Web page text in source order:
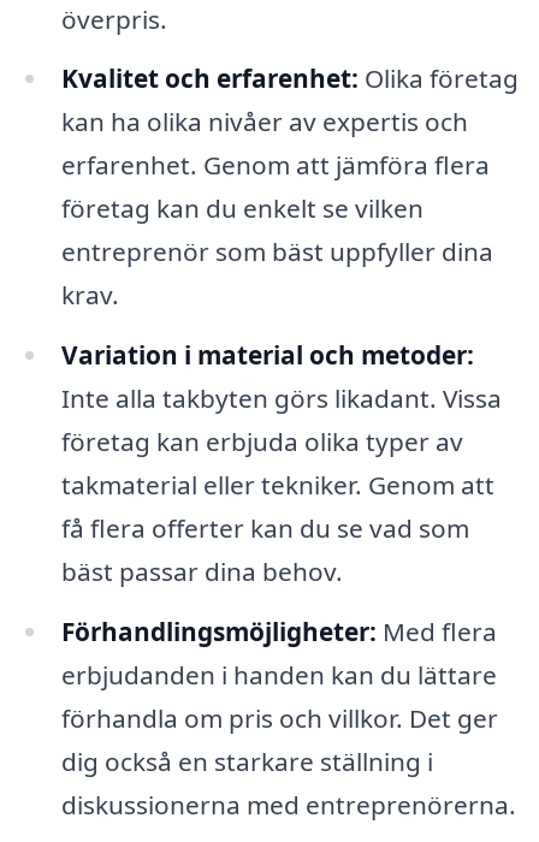
överpris.
Kvalitet och erfarenhet: Olika företag
kan ha olika nivåer av expertis och
erfarenhet. Genom att jämföra flera
företag kan du enkelt se vilken
entreprenör som bäst uppfyller dina
krav.
Variation i material och metoder:
Inte alla takbyten görs likadant. Vissa
företag kan erbjuda olika typer av
takmaterial eller tekniker. Genom att
få flera offerter kan du se vad som
bäst passar dina behov.
Förhandlingsmöjligheter: Med flera
erbjudanden i handen kan du lättare
förhandla om pris och villkor. Det ger
dig också en starkare ställning i
diskussionerna med entreprenörerna.